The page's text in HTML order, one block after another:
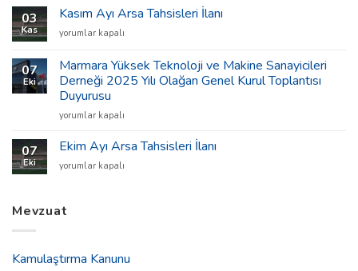
Ön
Tahsis
İlanı
03
Kas
Kasım Ayı Arsa Tahsisleri İlanı
Kasım
Arsa
Tahsisleri
İlanı
için
yorumlar kapalı
07
Eki
Marmara Yüksek Teknoloji ve Makine Sanayicileri
Derneği 2025 Yılı Olağan Genel Kurul Toplantısı
Duyurusu
Marmara
Teknoloji
Makine
2025
Kurul
yorumlar kapalı
07
Eki
Ekim Ayı Arsa Tahsisleri İlanı
Ekim
Tahsisleri
yorumlar kapalı
Mevzuat
Kamulaştırma Kanunu